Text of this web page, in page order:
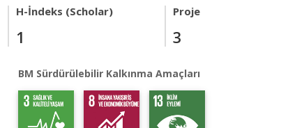
H-İndeks (Scholar)
1
Proje
3
BM Sürdürülebilir Kalkınma Amaçları